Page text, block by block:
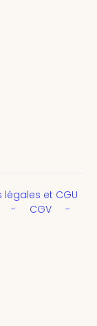
légales et CGU
CGV